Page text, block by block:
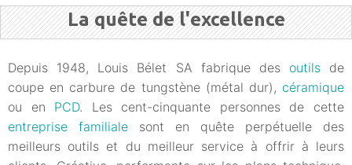
La quête de l'excellence
Depuis 1948, Louis Bélet SA fabrique des outilsde
coupe en carbure de tungstène (métal dur), céramique
ou en PCD. Les cent-cinquante personnes de cette
entreprise familiale sont en quête perpétuelle des
meilleurs outils et du meilleur service à offrir à leurs